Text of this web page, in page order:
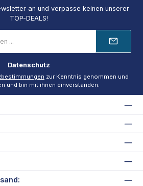
an und verpasse keinen unserer
TOP-DEALS!
Datenschutz
zur Kenntnis genommen und
und bin mit ihnen einverstanden.